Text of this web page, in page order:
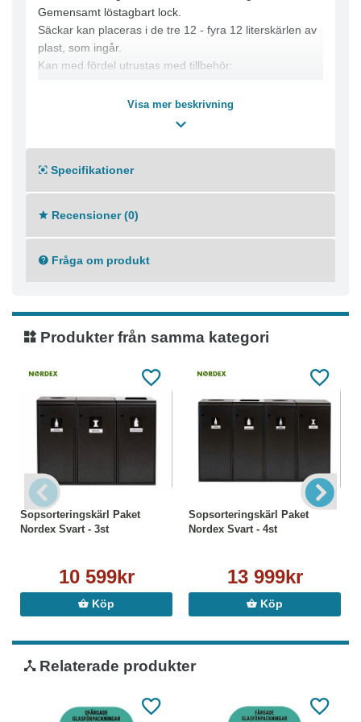
Gemensamt löstagbart lock.
Säckar kan placeras i de tre 12 - fyra 12 literskärlen av
plast, som ingår.
Kan med fördel utrustas med tillbehör:
OBS! Dekal Källsortering ingår inte utan att ska
Visa mer beskrivning
Specifikationer
Recensioner (0)
Fråga om produkt
Produkter från samma kategori
Sopsorteringskärl Paket
Nordex Svart - 3st
10 599kr
Köp
Sopsorteringskärl Paket
Nordex Svart - 4st
13 999kr
Köp
Relaterade produkter